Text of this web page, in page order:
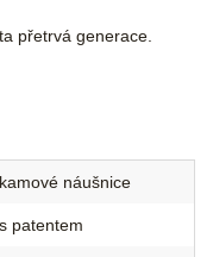
přetrvá generace.
náušnice
patentem